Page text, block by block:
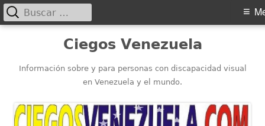
contenido
Ciegos Venezuela
Información sobre y para personas con discapacidad visual
en Venezuela y el mundo.
Menú
principal
Buscar: